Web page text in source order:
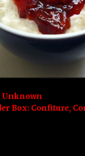
Unknown
Box: Confiture,